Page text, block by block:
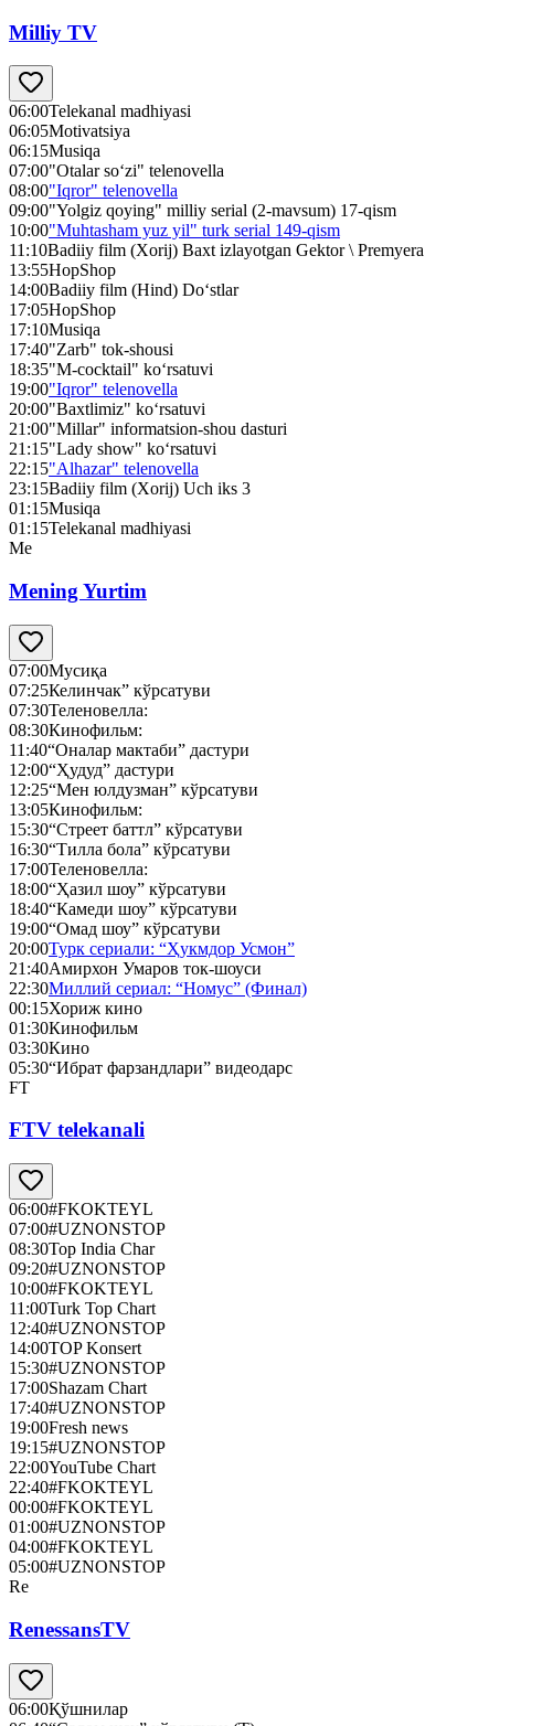
Milliy TV
06:00Telekanal madhiyasi
06:05Motivatsiya
06:15Musiqa
07:00"Otalar so‘zi" telenovella
08:00"Iqror" telenovella
09:00"Yolgiz qoying" milliy serial (2-mavsum) 17-qism
10:00"Muhtasham yuz yil" turk serial 149-qism
11:10Badiiy film (Xorij) Baxt izlayotgan Gektor \ Premyera
13:55HopShop
14:00Badiiy film (Hind) Do‘stlar
17:05HopShop
17:10Musiqa
17:40"Zarb" tok-shousi
18:35"M-cocktail" ko‘rsatuvi
19:00"Iqror" telenovella
20:00"Baxtlimiz" ko‘rsatuvi
21:00"Millar" informatsion-shou dasturi
21:15"Lady show" ko‘rsatuvi
22:15"Alhazar" telenovella
23:15Badiiy film (Xorij) Uch iks 3
01:15Musiqa
01:15Telekanal madhiyasi
Me
Mening Yurtim
07:00Мусиқа
07:25Келинчак” кўрсатуви
07:30Теленовелла:
08:30Кинофильм:
11:40“Оналар мактаби” дастури
12:00“Ҳудуд” дастури
12:25“Мен юлдузман” кўрсатуви
13:05Кинофильм:
15:30“Стреет баттл” кўрсатуви
16:30“Тилла бола” кўрсатуви
17:00Теленовелла:
18:00“Ҳазил шоу” кўрсатуви
18:40“Камеди шоу” кўрсатуви
19:00“Омад шоу” кўрсатуви
20:00Турк сериали: “Ҳукмдор Усмон”
21:40Амирхон Умаров ток-шоуси
22:30Миллий сериал: “Номус” (Финал)
00:15Хориж кино
01:30Кинофильм
03:30Кино
05:30“Ибрат фарзандлари” видеодарс
FT
FTV telekanali
06:00#FKOKTEYL
07:00#UZNONSTOP
08:30Top India Char
09:20#UZNONSTOP
10:00#FKOKTEYL
11:00Turk Top Chart
12:40#UZNONSTOP
14:00TOP Konsert
15:30#UZNONSTOP
17:00Shazam Chart
17:40#UZNONSTOP
19:00Fresh news
19:15#UZNONSTOP
22:00YouTube Chart
22:40#FKOKTEYL
00:00#FKOKTEYL
01:00#UZNONSTOP
04:00#FKOKTEYL
05:00#UZNONSTOP
Re
RenessansTV
06:00Қўшнилар